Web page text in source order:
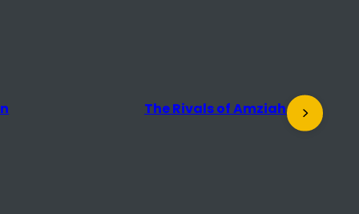
of Amziah King
Docu Salon: The Desert of
the Real + nagesprek met